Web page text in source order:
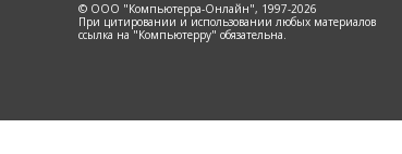
© ООО "Компьютерра-Онлайн", 1997-2026
При цитировании и использовании любых материалов
ссылка на "Компьютерру" обязательна.